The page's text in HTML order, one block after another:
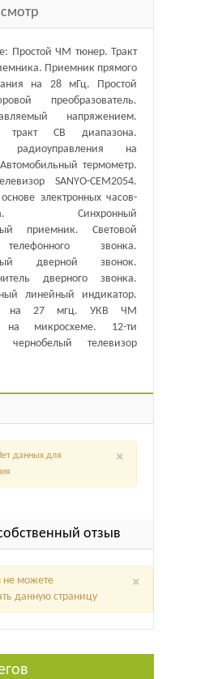
Простой ЧМ тюнер. Тракт
Приемник прямого
на 28 мГц. Простой
преобразователь.
напряжением.
тракт СВ диапазона.
радиоуправления на
термометр.
SANYO-CEM2054.
электронных часов-
Синхронный
приемник. Световой
звонка.
дверной звонок.
дверного звонка.
линейный индикатор.
на 27 мгц. УКВ ЧМ
на микросхеме. 12-ти
телевизор
×
данных для
отзыв
×
не можете
данную страницу